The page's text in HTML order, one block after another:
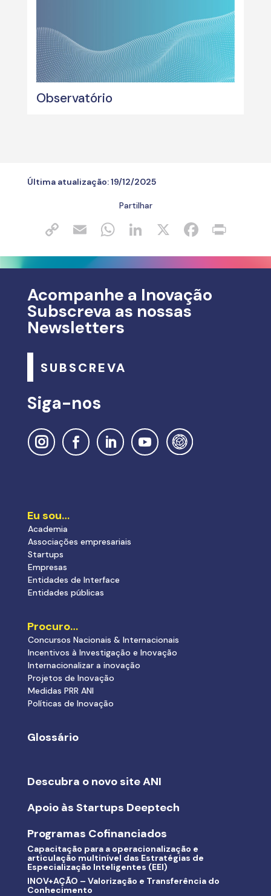
Observatório
Última atualização:19/12/2025
Partilhar
Acompanhe a Inovação
Subscreva as nossas
Newsletters
SUBSCREVA
Siga-nos
Eu sou…
Academia
Associações empresariais
Startups
Empresas
Entidades de Interface
Entidades públicas
Procuro…
Concursos Nacionais & Internacionais
Incentivos à Investigação e Inovação
Internacionalizar a inovação
Projetos de Inovação
Medidas PRR ANI
Políticas de Inovação
Glossário
Descubra o novo site ANI
Apoio às Startups Deeptech
Programas Cofinanciados
Capacitação para a operacionalização e
articulação multinível das Estratégias de
Especialização Inteligentes (EEI)
INOV+AÇÃO – Valorização e Transferência do
Conhecimento